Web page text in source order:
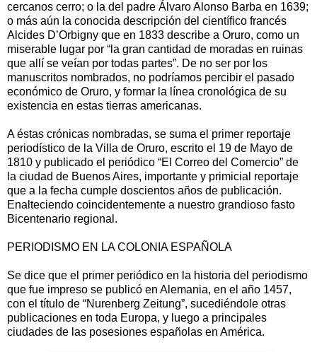
cercanos cerro; o la del padre Álvaro Alonso Barba en 1639;
o más aún la conocida descripción del científico francés
Alcides D’Orbigny que en 1833 describe a Oruro, como un
miserable lugar por “la gran cantidad de moradas en ruinas
que allí se veían por todas partes”. De no ser por los
manuscritos nombrados, no podríamos percibir el pasado
económico de Oruro, y formar la línea cronológica de su
existencia en estas tierras americanas.
A éstas crónicas nombradas, se suma el primer reportaje
periodístico de la Villa de Oruro, escrito el 19 de Mayo de
1810 y publicado el periódico “El Correo del Comercio” de
la ciudad de Buenos Aires, importante y primicial reportaje
que a la fecha cumple doscientos años de publicación.
Enalteciendo coincidentemente a nuestro grandioso fasto
Bicentenario regional.
PERIODISMO EN LA COLONIA ESPAÑOLA
Se dice que el primer periódico en la historia del periodismo
que fue impreso se publicó en Alemania, en el año 1457,
con el título de “Nurenberg Zeitung”, sucediéndole otras
publicaciones en toda Europa, y luego a principales
ciudades de las posesiones españolas en América.